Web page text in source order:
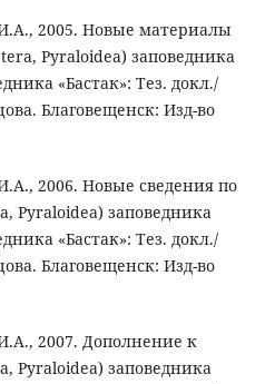
2005. Новые материалы
Pyraloidea) заповедника
«Бастак»: Тез. докл./
Благовещенск: Изд-во
2006. Новые сведения по
Pyraloidea) заповедника
«Бастак»: Тез. докл./
Благовещенск: Изд-во
2007. Дополнение к
Pyraloidea) заповедника